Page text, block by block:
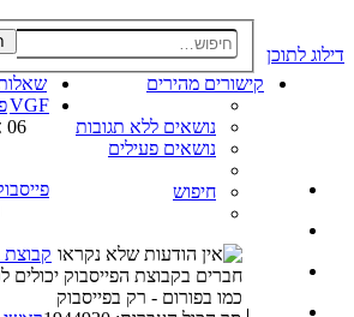
דילוג לתוכן
קישורים מהירים
נושאים ללא תגובות
נושאים פעילים
חיפוש
VGF
חברים בקבוצת הפייסבוק יכולים
כמו בפורום - רק בפייסבוק